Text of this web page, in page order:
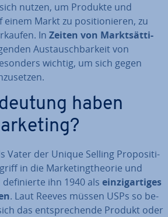
nutzen, um Produkte und
einem Markt zu po­si­tio­nie­ren, zu
In Zeiten von Markt­sät­ti­
Aus­tausch­bar­keit von
wichtig, um sich gegen
haben
Vater der Unique Selling Pro­po­si­ti­
in die Mar­ke­ting­theo­rie und
ihn 1940 als ein­zig­ar­ti­ges
. Laut Reeves müssen USPs so be­
das ent­spre­chen­de Produkt oder